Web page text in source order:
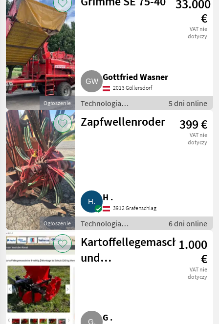
rozwiązania
Ogłoszenie
33.000
€
VAT nie
dotyczy
Gottfried Wasner
2013 Göllersdorf
Technologia
ziemniaczana / Inne
rozwiązania
5 dni online
Ogłoszenie
Zapfwellenroder 399 €
VAT nie
dotyczy
H .
3912 Grafenschlag
Technologia
ziemniaczana / Inne
rozwiązania
technologiczne dla
ziemniaków
6 dni online
Kartoffellegemaschine
und
1.000
€
VAT nie
dotyczy
G .